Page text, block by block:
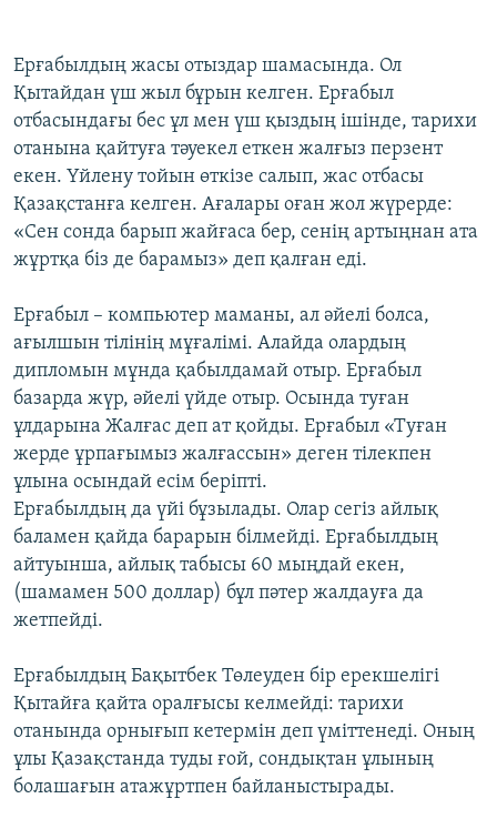
Ерғабылдың жасы отыздар шамасында. Ол
Қытайдан үш жыл бұрын келген. Ерғабыл
отбасындағы бес ұл мен үш қыздың ішінде, тарихи
отанына қайтуға тәуекел еткен жалғыз перзент
екен. Үйлену тойын өткізе салып, жас отбасы
Қазақстанға келген. Ағалары оған жол жүрерде:
«Сен сонда барып жайғаса бер, сенің артыңнан ата
жұртқа біз де барамыз» деп қалған еді.
Ерғабыл – компьютер маманы, ал әйелі болса,
ағылшын тілінің мұғалімі. Алайда олардың
дипломын мұнда қабылдамай отыр. Ерғабыл
базарда жүр, әйелі үйде отыр. Осында туған
ұлдарына Жалғас деп ат қойды. Ерғабыл «Туған
жерде ұрпағымыз жалғассын» деген тілекпен
ұлына осындай есім беріпті.
Ерғабылдың да үйі бұзылады. Олар сегіз айлық
баламен қайда барарын білмейді. Ерғабылдың
айтуынша, айлық табысы 60 мыңдай екен,
(шамамен 500 доллар) бұл пәтер жалдауға да
жетпейді.
Ерғабылдың Бақытбек Төлеуден бір ерекшелігі
Қытайға қайта оралғысы келмейді: тарихи
отанында орнығып кетермін деп үміттенеді. Оның
ұлы Қазақстанда туды ғой, сондықтан ұлының
болашағын атажұртпен байланыстырады.